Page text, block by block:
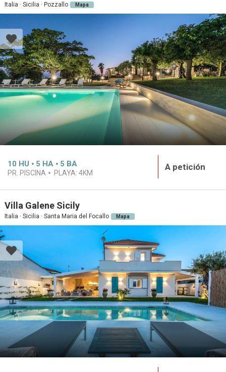
Italia · Sicilia · Pozzallo Mapa
10 HU 5 HA 5 BA
PR. PISCINA PLAYA: 4KM
A petición
Villa Galene Sicily
Italia · Sicilia · Santa Maria del Focallo Mapa